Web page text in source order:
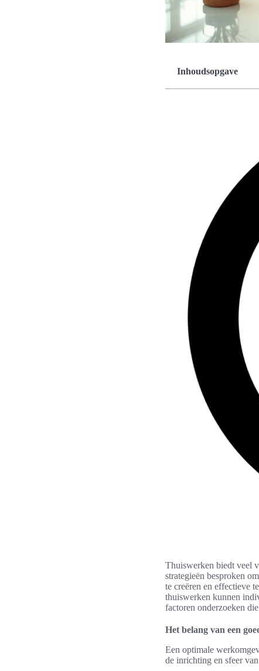
Inhoudsopgave
Thuiswerken biedt veel
strategieën besproken
te creëren en effectieve
thuiswerken kunnen
factoren onderzoeken
Het belang van een
Een optimale
de inrichting en sfeer